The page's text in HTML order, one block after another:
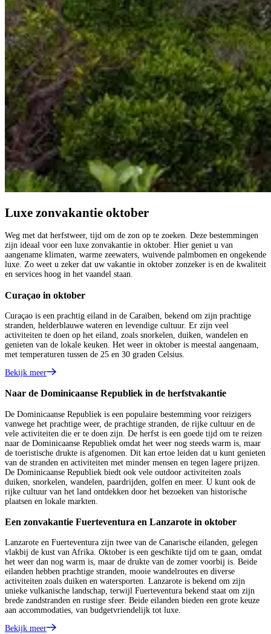
Luxe zonvakantie oktober
Weg met dat herfstweer, tijd om de zon op te zoeken. Deze bestemmingen
zijn ideaal voor een luxe zonvakantie in oktober. Hier geniet u van
aangename klimaten, warme zeewaters, wuivende palmbomen en ongekende
luxe. Zo weet u zeker dat uw vakantie in oktober zonzeker is en de kwaliteit
en services hoog in het vaandel staan.
Curaçao in oktober
Curaçao is een prachtig eiland in de Caraïben, bekend om zijn prachtige
stranden, helderblauwe wateren en levendige cultuur. Er zijn veel
activiteiten te doen op het eiland, zoals snorkelen, duiken, wandelen en
genieten van de lokale keuken. Het weer in oktober is meestal aangenaam,
met temperaturen tussen de 25 en 30 graden Celsius.
Bekijk meer
Naar de Dominicaanse Republiek in de herfstvakantie
De Dominicaanse Republiek is een populaire bestemming voor reizigers
vanwege het prachtige weer, de prachtige stranden, de rijke cultuur en de
vele activiteiten die er te doen zijn. De herfst is een goede tijd om te reizen
naar de Dominicaanse Republiek omdat het weer nog steeds warm is, maar
de toeristische drukte is afgenomen. Dit kan ertoe leiden dat u kunt genieten
van de stranden en activiteiten met minder mensen en tegen lagere prijzen.
De Dominicaanse Republiek biedt ook vele outdoor activiteiten zoals
duiken, snorkelen, wandelen, paardrijden, golfen en meer. U kunt ook de
rijke cultuur van het land ontdekken door het bezoeken van historische
plaatsen en lokale markten.
Een zonvakantie Fuerteventura en Lanzarote in oktober
Lanzarote en Fuerteventura zijn twee van de Canarische eilanden, gelegen
vlakbij de kust van Afrika. Oktober is een geschikte tijd om te gaan, omdat
het weer dan nog warm is, maar de drukte van de zomer voorbij is. Beide
eilanden hebben prachtige stranden, mooie wandelroutes en diverse
activiteiten zoals duiken en watersporten. Lanzarote is bekend om zijn
unieke vulkanische landschap, terwijl Fuerteventura bekend staat om zijn
brede zandstranden en rustige sfeer. Beide eilanden bieden een grote keuze
aan accommodaties, van budgetvriendelijk tot luxe.
Bekijk meer